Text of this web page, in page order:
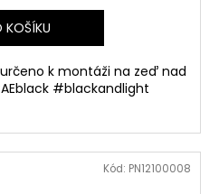
KOŠÍKU
k montáži na zeď nad
#blackandlight
Kód: PN12100008